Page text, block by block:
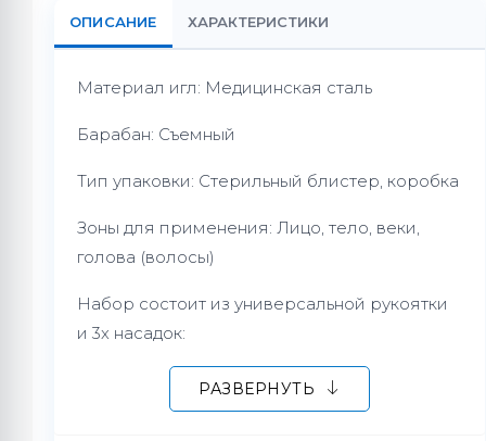
ОПИСАНИЕ ХАРАКТЕРИСТИКИ
Материал игл: Медицинская сталь
Барабан: Съемный
Тип упаковки: Стерильный блистер, коробка
Зоны для применения: Лицо, тело, веки,
голова (волосы)
Набор состоит из универсальной рукоятки
и 3х насадок:
Мезоштамп 49 игл 0.25мм
Ролик 64 иглы 0.25мм
РАЗВЕРНУТЬ